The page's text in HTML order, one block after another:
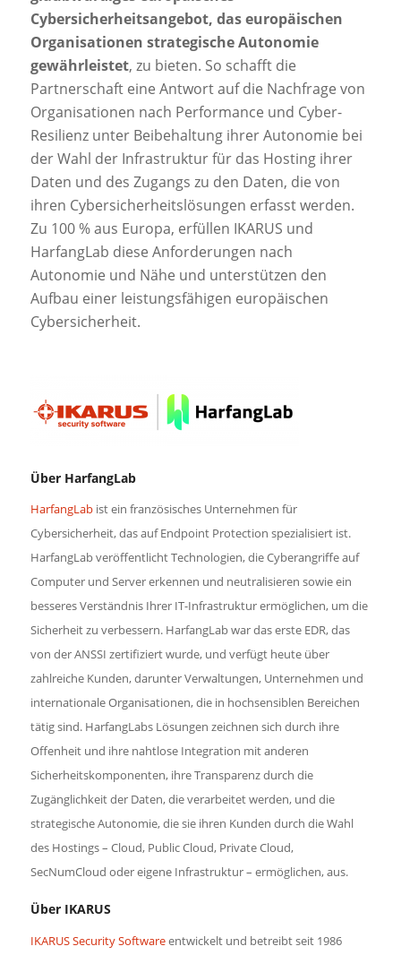
Cybersicherheitsangebot, das europäischen
Organisationen strategische Autonomie
gewährleistet, zu bieten. So schafft die
Partnerschaft eine Antwort auf die Nachfrage von
Organisationen nach Performance und Cyber-
Resilienz unter Beibehaltung ihrer Autonomie bei
der Wahl der Infrastruktur für das Hosting ihrer
Daten und des Zugangs zu den Daten, die von
ihren Cybersicherheitslösungen erfasst werden.
Zu 100 % aus Europa, erfüllen IKARUS und
HarfangLab diese Anforderungen nach
Autonomie und Nähe und unterstützen den
Aufbau einer leistungsfähigen europäischen
Cybersicherheit.
Über HarfangLab
HarfangLabist ein französisches Unternehmen für
Cybersicherheit, das auf Endpoint Protection spezialisiert ist.
HarfangLab veröffentlicht Technologien, die Cyberangriffe auf
Computer und Server erkennen und neutralisieren sowie ein
besseres Verständnis Ihrer IT-Infrastruktur ermöglichen, um die
Sicherheit zu verbessern. HarfangLab war das erste EDR, das
von der ANSSI zertifiziert wurde, und verfügt heute über
zahlreiche Kunden, darunter Verwaltungen, Unternehmen und
internationale Organisationen, die in hochsensiblen Bereichen
tätig sind. HarfangLabs Lösungen zeichnen sich durch ihre
Offenheit und ihre nahtlose Integration mit anderen
Sicherheitskomponenten, ihre Transparenz durch die
Zugänglichkeit der Daten, die verarbeitet werden, und die
strategische Autonomie, die sie ihren Kunden durch die Wahl
des Hostings – Cloud, Public Cloud, Private Cloud,
SecNumCloud oder eigene Infrastruktur – ermöglichen, aus.
Über IKARUS
IKARUS Security Softwareentwickelt und betreibt seit 1986